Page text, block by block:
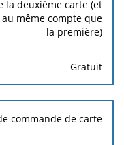
la deuxième carte (et
même compte que
la première)
Gratuit
commande de carte